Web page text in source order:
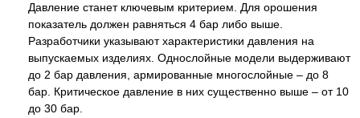
Давление станет ключевым критерием. Для орошения
показатель должен равняться 4 бар либо выше.
Разработчики указывают характеристики давления на
выпускаемых изделиях. Однослойные модели выдерживают
до 2 бар давления, армированные многослойные – до 8
бар. Критическое давление в них существенно выше – от 10
до 30 бар.